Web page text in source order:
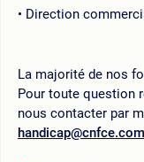
Direction
La majorité de nos
Pour toute question
nous contacter par
handicap@cnfce.com